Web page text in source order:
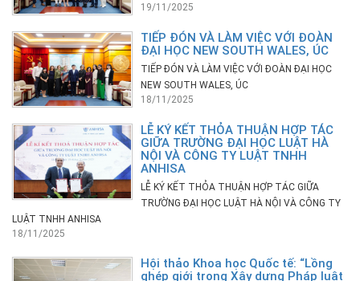
19/11/2025
TIẾP ĐÓN VÀ LÀM VIỆC VỚI ĐOÀN
ĐẠI HỌC NEW SOUTH WALES, ÚC
TIẾP ĐÓN VÀ LÀM VIỆC VỚI ĐOÀN ĐẠI HỌC
NEW SOUTH WALES, ÚC
18/11/2025
LỄ KÝ KẾT THỎA THUẬN HỢP TÁC
GIỮA TRƯỜNG ĐẠI HỌC LUẬT HÀ
NỘI VÀ CÔNG TY LUẬT TNHH
ANHISA
LỄ KÝ KẾT THỎA THUẬN HỢP TÁC GIỮA
TRƯỜNG ĐẠI HỌC LUẬT HÀ NỘI VÀ CÔNG TY
LUẬT TNHH ANHISA
18/11/2025
Hội thảo Khoa học Quốc tế: “Lồng
ghép giới trong Xây dựng Pháp luật